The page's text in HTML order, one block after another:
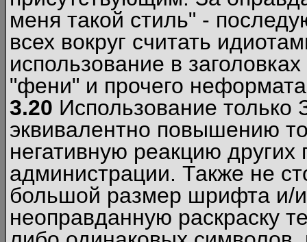
меня такой стиль" -
всех вокруг считать
использование в
"фени" и прочего
3.20 Использование
эквивалентно повышению
негативную реакцию
администрации. Также не
большой размер шрифта и/
неоправданную раскраску